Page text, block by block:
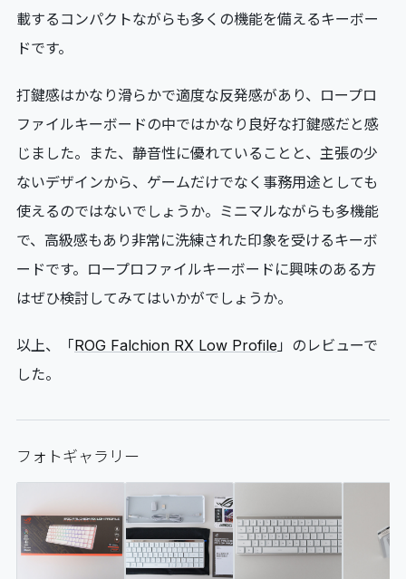
載するコンパクトながらも多くの機能を備えるキーボー
ドです。
打鍵感はかなり滑らかで適度な反発感があり、ロープロ
ファイルキーボードの中ではかなり良好な打鍵感だと感
じました。また、静音性に優れていることと、主張の少
ないデザインから、ゲームだけでなく事務用途としても
使えるのではないでしょうか。ミニマルながらも多機能
で、高級感もあり非常に洗練された印象を受けるキーボ
ードです。ロープロファイルキーボードに興味のある方
はぜひ検討してみてはいかがでしょうか。
以上、「ROG Falchion RX Low Profile 」のレビューで
した。
フォトギャラリー